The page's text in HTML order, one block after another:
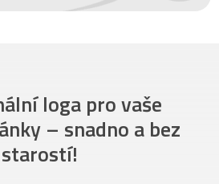
loga pro vaše
– snadno a bez
starostí!